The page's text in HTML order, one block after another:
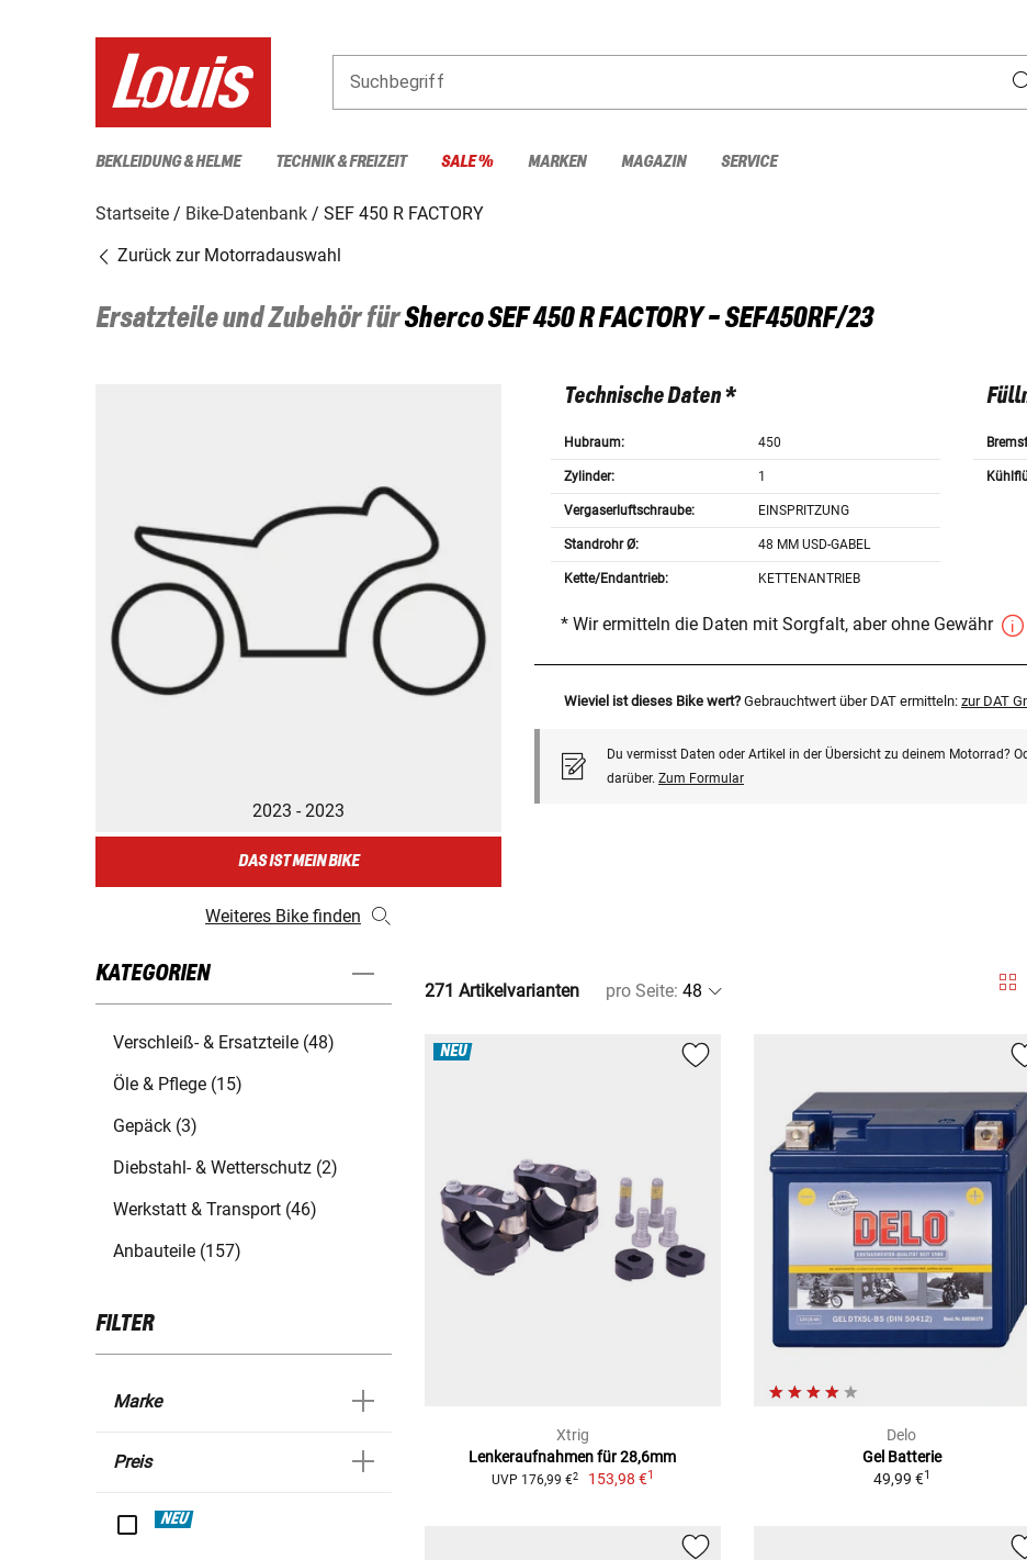
Suchbegriff
BEKLEIDUNG & HELME TECHNIK & FREIZEIT SALE % MARKEN MAGAZIN SERVICE
Startseite Bike-Datenbank
SEF 450 R FACTORY
Zurück zur Motorradauswahl
Ersatzteile und Zubehör fürShercoSEF 450 R FACTORY - SEF450RF/23
2023 - 2023
DAS IST MEIN BIKE
Weiteres Bike finden
Technische Daten *
Hubraum: 450
Zylinder: 1
Vergaserluftschraube: EINSPRITZUNG
Standrohr Ø: 48 MM USD-GABEL
Kette/Endantrieb: KETTENANTRIEB
* Wir ermitteln die Daten mit Sorgfalt, aber ohne Gewähr
Wieviel ist dieses Bike wert? Gebrauchtwert über DAT ermitteln: zur DAT
Du vermisst Daten oder Artikel in der Übersicht zu deinem Motorrad?
darüber. Zum Formular
KATEGORIEN
Verschleiß- & Ersatzteile (48)
Öle & Pflege (15)
Gepäck (3)
Diebstahl- & Wetterschutz (2)
Werkstatt & Transport (46)
Anbauteile (157)
FILTER
Marke
Preis
NEU
271 Artikelvarianten pro Seite:
NEU
Xtrig
Lenkeraufnahmen für 28,6mm
UVP 176,99 €2 153,98 €1
Delo
Gel Batterie
49,99 €1